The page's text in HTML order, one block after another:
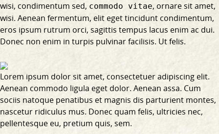
wisi, condimentum sed, commodo vitae, ornare sit amet,
wisi. Aenean fermentum, elit eget tincidunt condimentum,
eros ipsum rutrum orci, sagittis tempus lacus enim ac dui.
Donec non enim in turpis pulvinar facilisis. Ut felis.
Lorem ipsum dolor sit amet, consectetuer adipiscing elit.
Aenean commodo ligula eget dolor. Aenean assa. Cum
sociis natoque penatibus et magnis dis parturient montes,
nascetur ridiculus mus. Donec quam felis, ultricies nec,
pellentesque eu, pretium quis, sem.